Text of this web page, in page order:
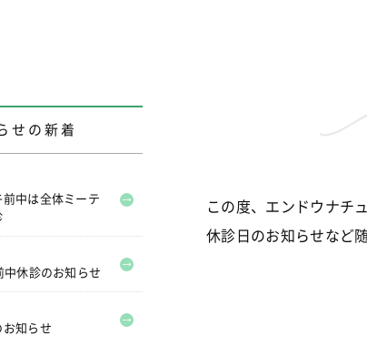
この度、エンドウナチ
休診日のお知らせなど
せの新着
前中は全体ミーテ
休診のお知らせ
お知らせ